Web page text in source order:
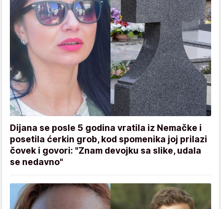
Dijana se posle 5 godina vratila iz Nemačke i
posetila ćerkin grob, kod spomenika joj prilazi
čovek i govori: "Znam devojku sa slike, udala
se nedavno"